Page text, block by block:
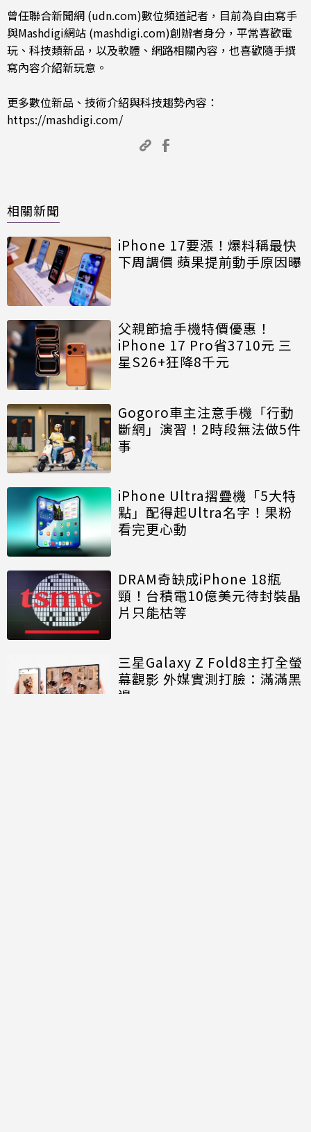
曾任聯合新聞網 (udn.com)數位頻道記者，目前為自由寫手
與Mashdigi網站 (mashdigi.com)創辦者身分，平常喜歡電
玩、科技類新品，以及軟體、網路相關內容，也喜歡隨手撰
寫內容介紹新玩意。
更多數位新品、技術介紹與科技趨勢內容：
https://mashdigi.com/
相關新聞
iPhone 17要漲！爆料稱最快
下周調價 蘋果提前動手原因曝
父親節搶手機特價優惠！
iPhone 17 Pro省3710元 三
星S26+狂降8千元
Gogoro車主注意手機「行動
斷網」演習！2時段無法做5件
事
iPhone Ultra摺疊機「5大特
點」配得起Ultra名字！果粉
看完更心動
DRAM奇缺成iPhone 18瓶
頸！台積電10億美元待封裝晶
片只能枯等
三星Galaxy Z Fold8主打全螢
幕觀影 外媒實測打臉：滿滿黑
邊